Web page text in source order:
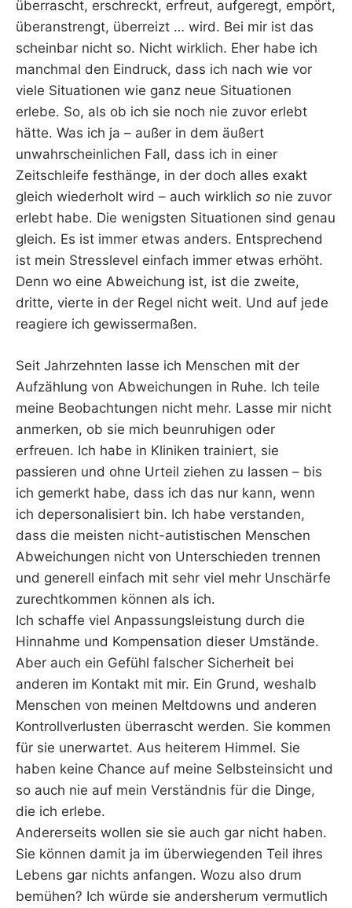
überrascht, erschreckt, erfreut, aufgeregt, empört,
überanstrengt, überreizt … wird. Bei mir ist das
scheinbar nicht so. Nicht wirklich. Eher habe ich
manchmal den Eindruck, dass ich nach wie vor
viele Situationen wie ganz neue Situationen
erlebe. So, als ob ich sie noch nie zuvor erlebt
hätte. Was ich ja – außer in dem äußert
unwahrscheinlichen Fall, dass ich in einer
Zeitschleife festhänge, in der doch alles exakt
gleich wiederholt wird – auch wirklich so nie zuvor
erlebt habe. Die wenigsten Situationen sind genau
gleich. Es ist immer etwas anders. Entsprechend
ist mein Stresslevel einfach immer etwas erhöht.
Denn wo eine Abweichung ist, ist die zweite,
dritte, vierte in der Regel nicht weit. Und auf jede
reagiere ich gewissermaßen.
Seit Jahrzehnten lasse ich Menschen mit der
Aufzählung von Abweichungen in Ruhe. Ich teile
meine Beobachtungen nicht mehr. Lasse mir nicht
anmerken, ob sie mich beunruhigen oder
erfreuen. Ich habe in Kliniken trainiert, sie
passieren und ohne Urteil ziehen zu lassen – bis
ich gemerkt habe, dass ich das nur kann, wenn
ich depersonalisiert bin. Ich habe verstanden,
dass die meisten nicht-autistischen Menschen
Abweichungen nicht von Unterschieden trennen
und generell einfach mit sehr viel mehr Unschärfe
zurechtkommen können als ich.
Ich schaffe viel Anpassungsleistung durch die
Hinnahme und Kompensation dieser Umstände.
Aber auch ein Gefühl falscher Sicherheit bei
anderen im Kontakt mit mir. Ein Grund, weshalb
Menschen von meinen Meltdowns und anderen
Kontrollverlusten überrascht werden. Sie kommen
für sie unerwartet. Aus heiterem Himmel. Sie
haben keine Chance auf meine Selbsteinsicht und
so auch nie auf mein Verständnis für die Dinge,
die ich erlebe.
Andererseits wollen sie sie auch gar nicht haben.
Sie können damit ja im überwiegenden Teil ihres
Lebens gar nichts anfangen. Wozu also drum
bemühen? Ich würde sie andersherum vermutlich